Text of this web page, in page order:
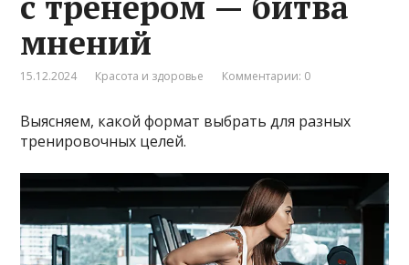
мнений
15.12.2024 Красота и здоровье Комментарии: 0
Выясняем, какой формат выбрать для разных
тренировочных целей.